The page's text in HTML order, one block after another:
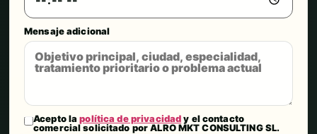
Mensaje adicional
Acepto lapolítica de privacidady el contacto
comercial solicitado por ALRO MKT CONSULTING SL.